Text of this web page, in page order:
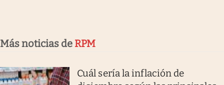
Más noticias de RPM
Cuál sería la inflación de